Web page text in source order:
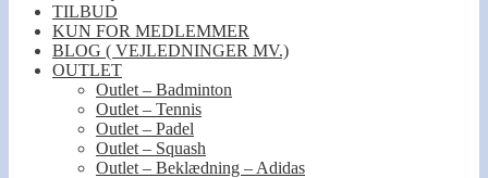
TILBUD
KUN FOR MEDLEMMER
BLOG ( VEJLEDNINGER MV.)
OUTLET
Outlet – Badminton
Outlet – Tennis
Outlet – Padel
Outlet – Squash
Outlet – Beklædning – Adidas